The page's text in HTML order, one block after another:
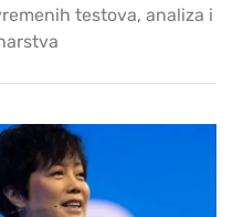
testova, analiza i